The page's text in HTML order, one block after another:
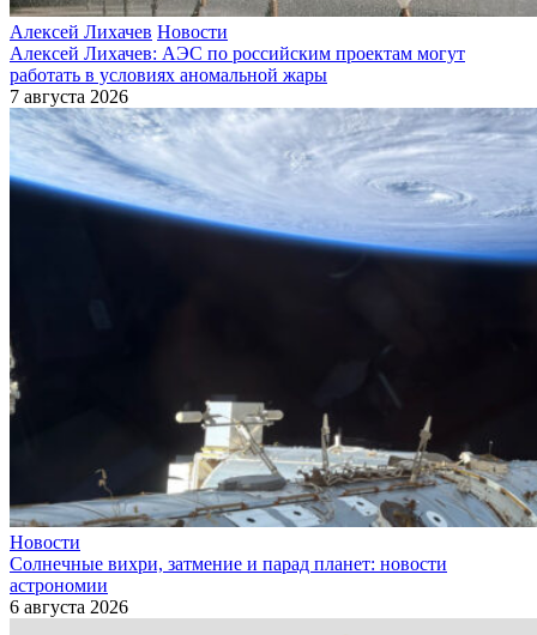
Алексей Лихачев Новости
Алексей Лихачев: АЭС по российским проектам могут
работать в условиях аномальной жары
7 августа 2026
Новости
Солнечные вихри, затмение и парад планет: новости
астрономии
6 августа 2026